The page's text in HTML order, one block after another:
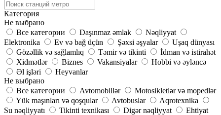
Категория
Не выбрано
Все категории
Daşınmaz əmlak
Nəqliyyat
Elektronika
Ev və bağ üçün Şəxsi əşyalar
Uşaq dünyası
Gözəllik və sağlamlıq
Təmir və tikinti
İdman və istirahət
Xidmətlər
Biznes Vakansiyalar
Hobbi və əyləncə
Əl işləri
Heyvanlar
Не выбрано
Все категории
Avtomobillər
Motosikletlər və mopedlər
Yük maşınları və qoşqular
Avtobuslar
Aqrotexnika
Su nəqliyyatı
Tikinti texnikası Digər nəqliyyat
Ehtiyat